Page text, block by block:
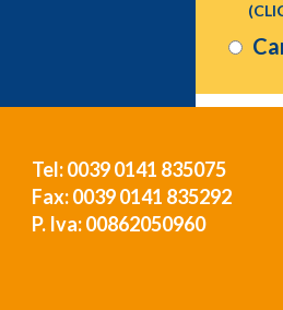
Tel: 0039 0141 835075
Fax: 0039 0141 835292
P. Iva: 00862050960